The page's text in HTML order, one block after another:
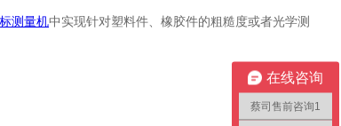
测量机中实现针对塑料件、橡胶件的粗糙度或者光学测
在线咨询
蔡司售前咨询1